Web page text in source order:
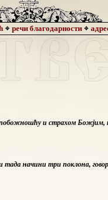
и страхом Божјим,
тада начини три поклона,